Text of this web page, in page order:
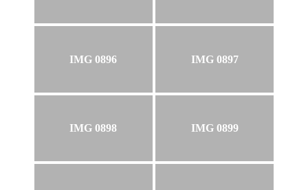
IMG 0896 IMG 0897
IMG 0898 IMG 0899